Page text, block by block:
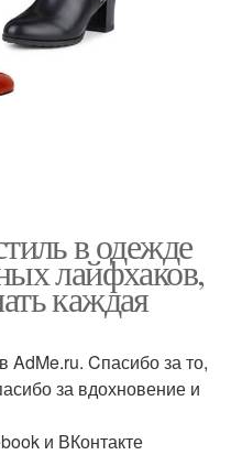
в одежде
лайфхаков,
каждая
Cпасибо за то,
за вдохновение и
и ВКонтакте